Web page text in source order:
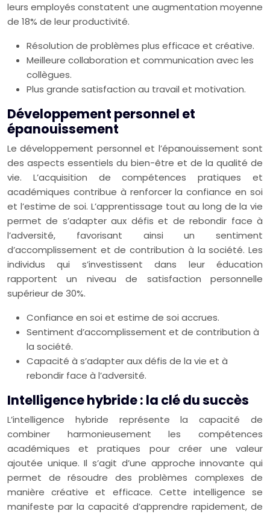
leurs employés constatent une augmentation moyenne
de 18% de leur productivité.
Résolution de problèmes plus efficace et créative.
Meilleure collaboration et communication avec les
collègues.
Plus grande satisfaction au travail et motivation.
Développement personnel et
épanouissement
Le développement personnel et l’épanouissement sont
des aspects essentiels du bien-être et de la qualité de
vie. L’acquisition de compétences pratiques et
académiques contribue à renforcer la confiance en soi
et l’estime de soi. L’apprentissage tout au long de la vie
permet de s’adapter aux défis et de rebondir face à
l’adversité, favorisant ainsi un sentiment
d’accomplissement et de contribution à la société. Les
individus qui s’investissent dans leur éducation
rapportent un niveau de satisfaction personnelle
supérieur de 30%.
Confiance en soi et estime de soi accrues.
Sentiment d’accomplissement et de contribution à
la société.
Capacité à s’adapter aux défis de la vie et à
rebondir face à l’adversité.
Intelligence hybride : la clé du succès
L’intelligence hybride représente la capacité de
combiner harmonieusement les compétences
académiques et pratiques pour créer une valeur
ajoutée unique. Il s’agit d’une approche innovante qui
permet de résoudre des problèmes complexes de
manière créative et efficace. Cette intelligence se
manifeste par la capacité d’apprendre rapidement, de